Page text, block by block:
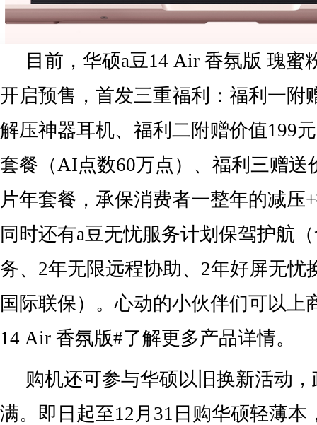
目前，华硕a豆14 Air 香氛版 瑰蜜
开启预售，首发三重福利：福利一附
解压神器耳机、福利二附赠价值199
套餐（AI点数60万点）、福利三赠送
片年套餐，承保消费者一整年的减压
同时还有a豆无忧服务计划保驾护航
务、2年无限远程协助、2年好屏无忧
国际联保）。心动的小伙伴们可以上
14 Air 香氛版#了解更多产品详情。
购机还可参与华硕以旧换新活动
满。即日起至12月31日购华硕轻薄本